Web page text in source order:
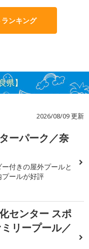
ンキング
県】
2026/08/09 更新
ーパーク／奈
付きの屋外プールと
ールが好評
センター スポ
リープール／